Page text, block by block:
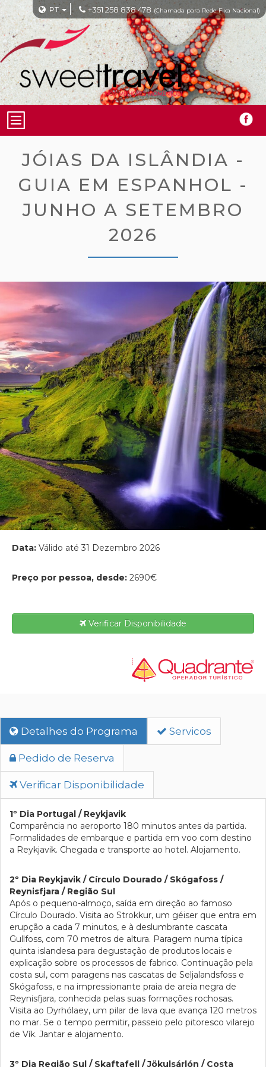
PT +351 258 838 478 (Chamada para Rede Fixa Nacional)
JÓIAS DA ISLÂNDIA -
GUIA EM ESPANHOL -
JUNHO A SETEMBRO
2026
Data: Válido até 31 Dezembro 2026
Preço por pessoa, desde: 2690€
Verificar Disponibilidade
Detalhes do Programa Servicos
Pedido de Reserva
Verificar Disponibilidade
1º Dia Portugal / Reykjavik
Comparência no aeroporto 180 minutos antes da partida.
Formalidades de embarque e partida em voo com destino
a Reykjavik. Chegada e transporte ao hotel. Alojamento.
2º Dia Reykjavik / Círculo Dourado / Skógafoss /
Reynisfjara / Região Sul
Após o pequeno-almoço, saída em direção ao famoso
Círculo Dourado. Visita ao Strokkur, um géiser que entra em
erupção a cada 7 minutos, e à deslumbrante cascata
Gullfoss, com 70 metros de altura. Paragem numa típica
quinta islandesa para degustação de produtos locais e
explicação sobre os processos de fabrico. Continuação pela
costa sul, com paragens nas cascatas de Seljalandsfoss e
Skógafoss, e na impressionante praia de areia negra de
Reynisfjara, conhecida pelas suas formações rochosas.
Visita ao Dyrhólaey, um pilar de lava que avança 120 metros
no mar. Se o tempo permitir, passeio pelo pitoresco vilarejo
de Vík. Jantar e alojamento.
3º Dia Região Sul / Skaftafell / Jökulsárlón / Costa